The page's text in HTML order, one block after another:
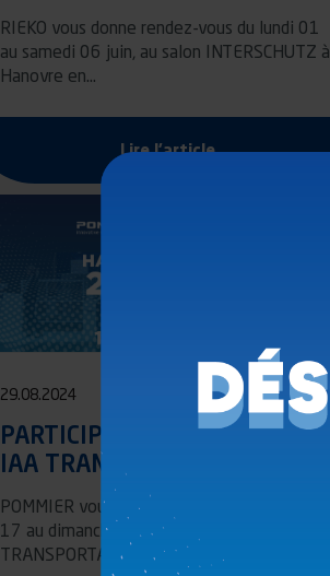
RIEKO vous donne rendez-vous du lundi 01
au samedi 06 juin, au salon INTERSCHUTZ à
Hanovre en…
Lire l'article
29.08.2024
PARTICIPATION AU SALON
IAA TRANSPORTATION 2024
POMMIER vous donne rendez-vous du mardi
17 au dimanche 22 septembre, au salon IAA
TRANSPORTATION à…